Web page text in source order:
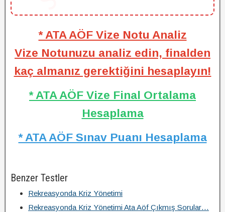
* ATA AÖF Vize Notu Analiz
Vize Notunuzu analiz edin, finalden
kaç almanız gerektiğini hesaplayın!
* ATA AÖF Vize Final Ortalama
Hesaplama
* ATA AÖF Sınav Puanı Hesaplama
Benzer Testler
Rekreasyonda Kriz Yönetimi
Rekreasyonda Kriz Yönetimi Ata Aöf Çıkmış Sorular…